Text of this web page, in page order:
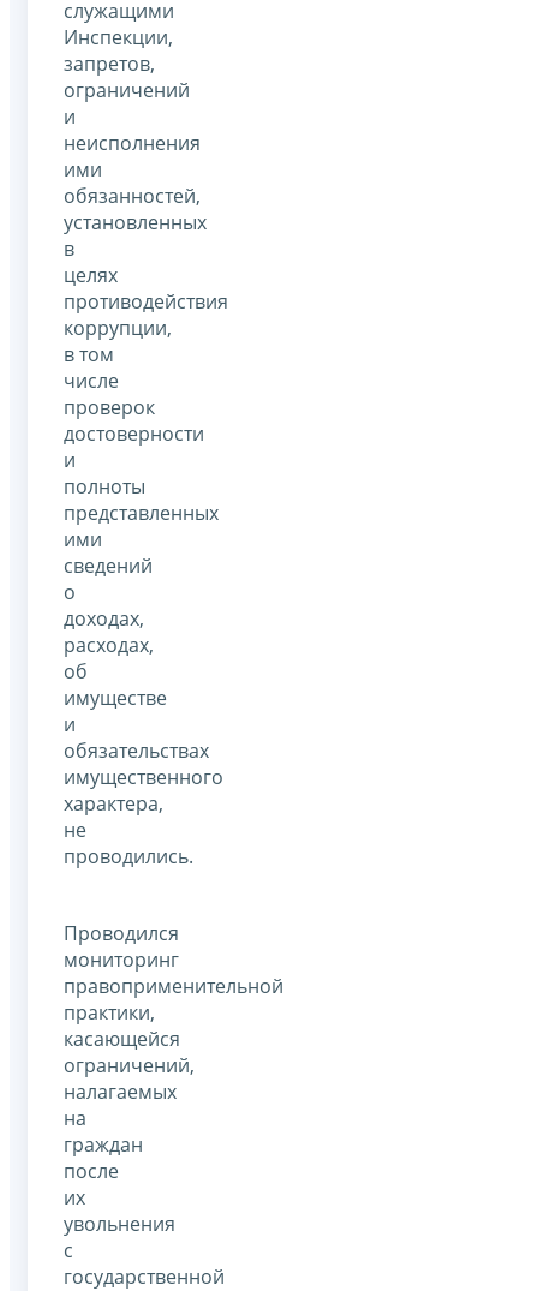
служащими
Инспекции,
запретов,
ограничений
и
неисполнения
ими
обязанностей,
установленных
в
целях
противодействия
коррупции,
в том
числе
проверок
достоверности
и
полноты
представленных
ими
сведений
о
доходах,
расходах,
об
имуществе
и
обязательствах
имущественного
характера,
не
проводились.
Проводился
мониторинг
правоприменительной
практики,
касающейся
ограничений,
налагаемых
на
граждан
после
их
увольнения
с
государственной